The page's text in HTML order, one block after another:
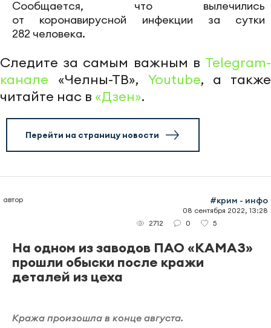
Сообщается, что вылечились
от коронавирусной инфекции за сутки
282 человека.
Следите за самым важным в Telegram-
канале «Челны-ТВ», Youtube, а также
читайте нас в «Дзен».
Перейти на страницу новости
автор #крим - инфо
08 сентября 2022, 13:28
2712
0 5
На одном из заводов ПАО «КАМАЗ»
прошли обыски после кражи
деталей из цеха
Кража произошла в конце августа.